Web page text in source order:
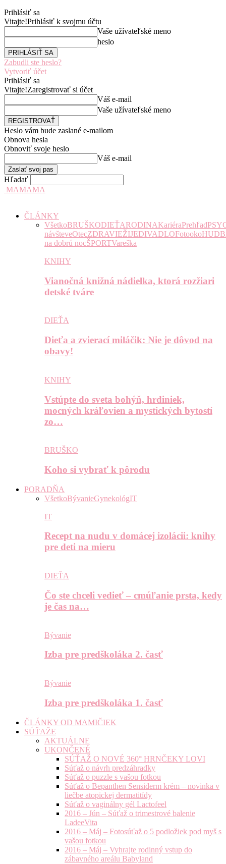
Prihlásiť sa
Vitajte!Prihlásiť k svojmu účtu
Vaše užívateľské meno
heslo
Zabudli ste heslo?
Vytvoriť účet
Prihlásiť sa
Vitajte!Zaregistrovať si účet
Váš e-mail
Vaše užívateľské meno
Heslo vám bude zaslané e-mailom
Obnova hesla
Obnoviť svoje heslo
Váš e-mail
Hľadať
MAMAMA
ČLÁNKY
VšetkoBRUŠKODIEŤARODINAKariéraPrehľad
návšteveOtecZDRAVIEŽIJEDIVADLOFotooko
na dobrú nocŠPORTVareška
KNIHY
Vianočná knižná nádielka, ktorá rozžiari
detské tváre
DIEŤA
Dieťa a zvierací miláčik: Nie je dôvod na
obavy!
KNIHY
Vstúpte do sveta bohýň, hrdiniek,
mocných kráľovien a mystických bytostí
zo…
BRUŠKO
Koho si vybrať k pôrodu
PORADŇA
VšetkoBývanieGynekológIT
IT
Recept na nudu v domácej izolácii: knihy
pre deti na mieru
DIEŤA
Čo ste chceli vedieť – cmúľanie prsta, kedy
je čas na…
Bývanie
Izba pre predškoláka 2. časť
Bývanie
Izba pre predškoláka 1. časť
ČLÁNKY OD MAMIČIEK
SÚŤAŽE
AKTUÁLNE
UKONČENÉ
SÚŤAŽ O NOVÉ 360° HRNČEKY LOVI
Súťaž o návrh predzáhradky
Súťaž o puzzle s vašou fotkou
Súťaž o Bepanthen Sensiderm krém – novinka v
liečbe atopickej dermatitídy
Súťaž o vaginálny gél Lactofeel
2016 – Jún – Súťaž o trimestrové balenie
LadeeVita
2016 – Máj – Fotosúťaž o 5 podložiek pod myš s
vašou fotkou
2016 – Máj – Vyhrajte rodinný vstup do
zábavného areálu Babyland